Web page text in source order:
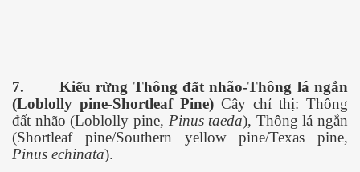
7.
Kiểu rừng Thông đất nhão-Thông lá ngắn
(Loblolly pine-Shortleaf Pine) Cây chỉ thị: Thông
đất nhão (Loblolly pine, Pinus taeda), Thông lá ngắn
(Shortleaf pine/Southern yellow pine/Texas pine,
Pinus echinata).